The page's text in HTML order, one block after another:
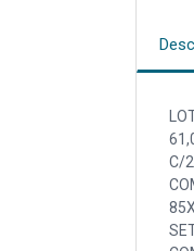
LOTE Nº 46 (MÓVEIS E UTENSÍLIOS): 01 MESA DE MADEIRA EM L COMP 150X150, SETOR: 3-COMERCIAL, CHAPA Nº 105 (R$ 61,00); 01 MESA DE MADEIRA EM L COMP 150X150, SETOR: 3-COMERCIAL,